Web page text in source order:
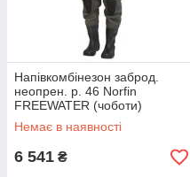
Напівкомбінезон заброд.
неопрен. р. 46 Norfin
FREEWATER (чоботи)
(81250-46)
Немає в наявності
6 541 ₴